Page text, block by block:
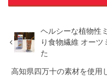
ヘルシーな植物性
り食物繊維 オーツ
た
高知県四万十の素材を使用